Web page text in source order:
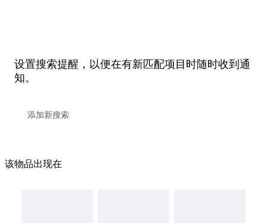
设置搜索提醒，以便在有新匹配项目时随时收到通
知。
该物品出现在